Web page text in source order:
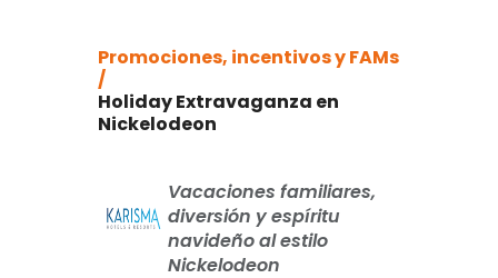
Promociones, incentivos y FAMs
/
Holiday Extravaganza en
Nickelodeon
Vacaciones familiares,
diversión y espíritu
navideño al estilo
Nickelodeon